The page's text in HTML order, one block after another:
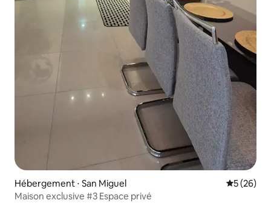
Hébergement ⋅ San Miguel
5 (26)
Maison exclusive #3 Espace privé